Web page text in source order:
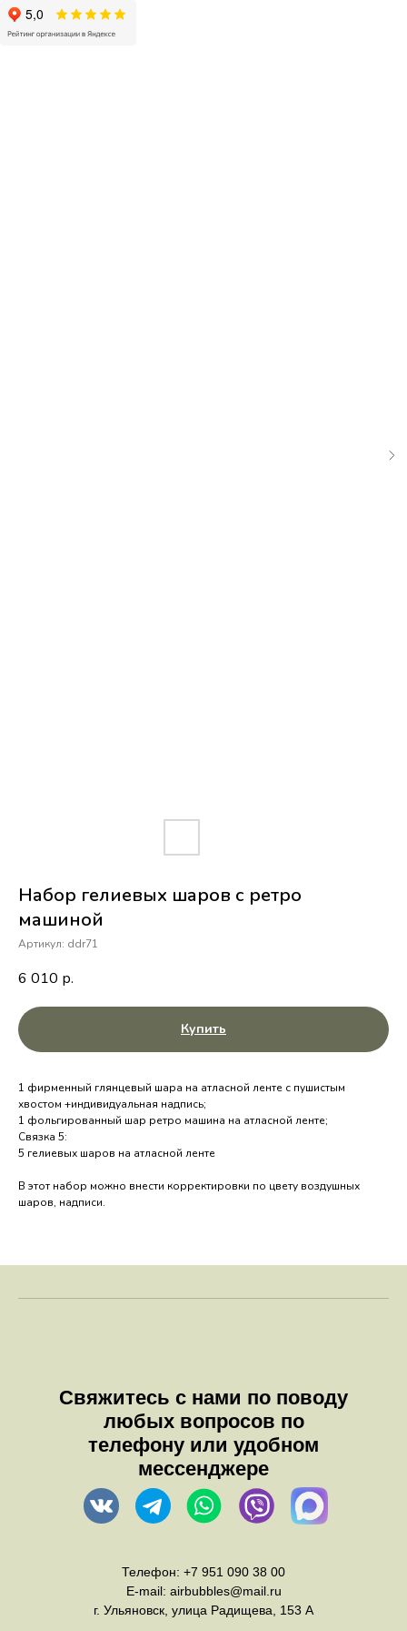
Набор гелиевых шаров с ретро
машиной
Артикул: ddr71
6 010 р.
Купить
1 фирменный глянцевый шара на атласной ленте с пушистым
хвостом +индивидуальная надпись;
1 фольгированный шар ретро машина на атласной ленте;
Связка 5:
5 гелиевых шаров на атласной ленте
В этот набор можно внести корректировки по цвету воздушных
шаров, надписи.
Свяжитесь с нами по поводу
любых вопросов по
телефону или удобном
мессенджере
Телефон: +7 951 090 38 00
E-mail: airbubbles@mail.ru
г. Ульяновск, улица Радищева, 153 А